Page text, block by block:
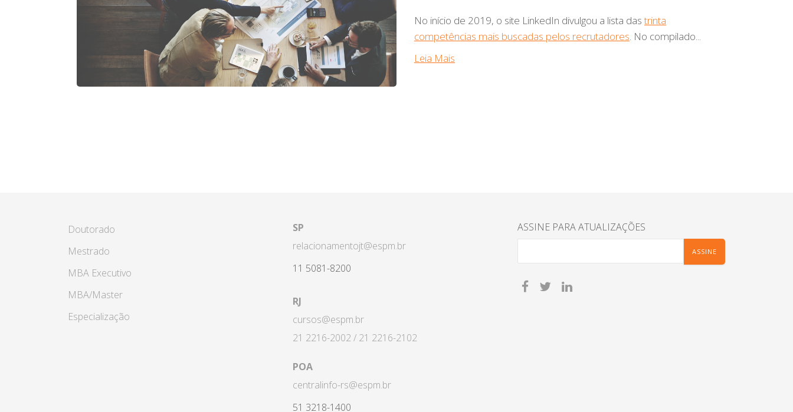
No início de 2019, o site LinkedIn divulgou a lista dastrinta
competências mais buscadas pelos recrutadores . No compilado...
Leia Mais
Doutorado
Mestrado
MBA Executivo
MBA/Master
Especialização
SP
relacionamentojt@espm.br
11 5081-8200
RJ
cursos@espm.br
21 2216-2002 / 21 2216-2102
POA
centralinfo-rs@espm.br
51 3218-1400
ASSINE PARA ATUALIZAÇÕES